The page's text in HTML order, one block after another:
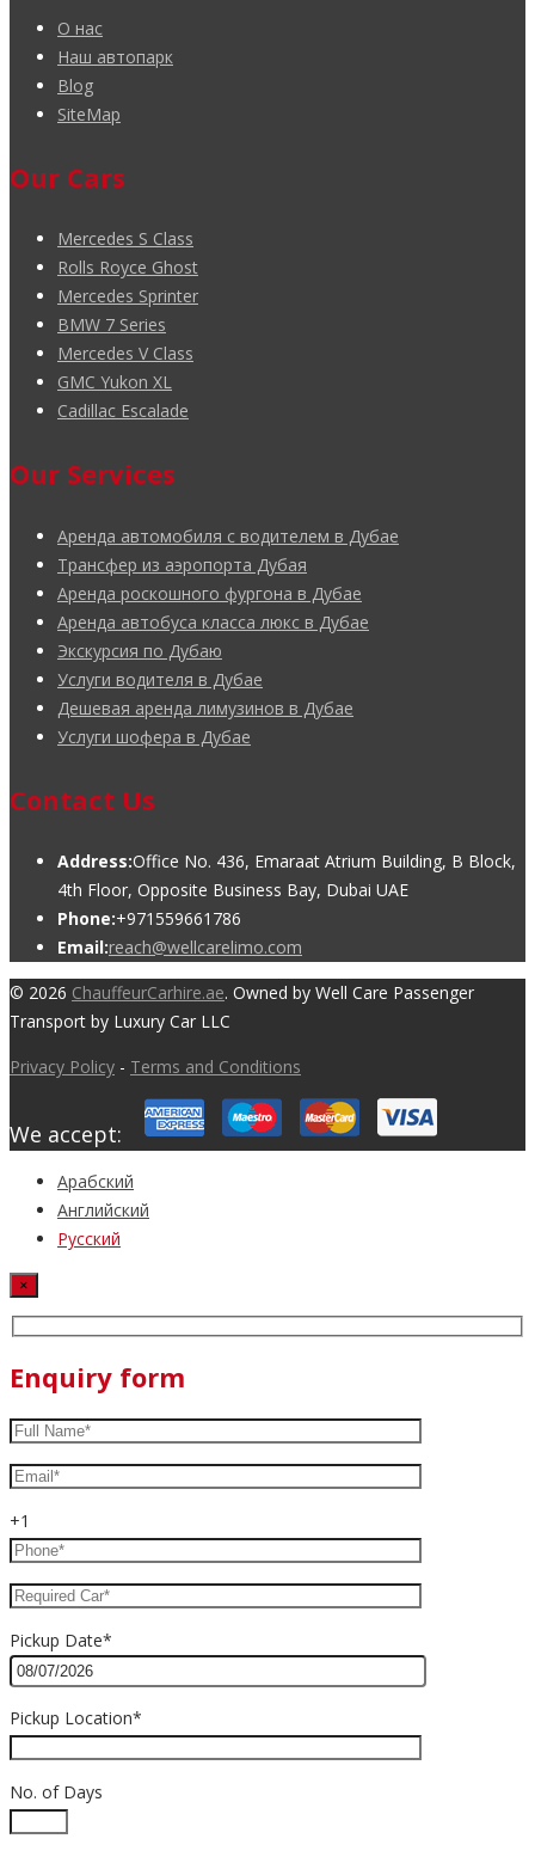
О нас
Наш автопарк
Blog
SiteMap
Our Cars
Mercedes S Class
Rolls Royce Ghost
Mercedes Sprinter
BMW 7 Series
Mercedes V Class
GMC Yukon XL
Cadillac Escalade
Our Services
Аренда автомобиля с водителем в Дубае
Трансфер из аэропорта Дубая
Аренда роскошного фургона в Дубае
Аренда автобуса класса люкс в Дубае
Экскурсия по Дубаю
Услуги водителя в Дубае
Дешевая аренда лимузинов в Дубае
Услуги шофера в Дубае
Contact Us
Address:Office No. 436, Emaraat Atrium Building, B Block,
4th Floor, Opposite Business Bay, Dubai UAE
Phone:+971559661786
Email:reach@wellcarelimo.com
© 2026 ChauffeurCarhire.ae. Owned by Well Care Passenger
Transport by Luxury Car LLC
Privacy Policy - Terms and Conditions
We accept:
Арабский
Английский
Русский
×
Enquiry form
+1
Pickup Date*
Pickup Location*
No. of Days